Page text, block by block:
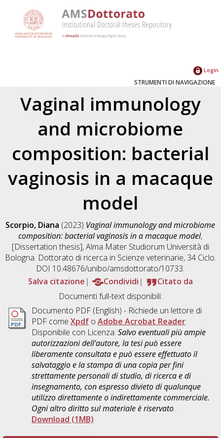
Login
STRUMENTI DI NAVIGAZIONE
Vaginal immunology
and microbiome
composition: bacterial
vaginosis in a macaque
model
Scorpio, Diana (2023) Vaginal immunology and microbiome
composition: bacterial vaginosis in a macaque model,
[Dissertation thesis], Alma Mater Studiorum Università di
Bologna. Dottorato di ricerca in Scienze veterinarie, 34 Ciclo.
DOI 10.48676/unibo/amsdottorato/10733.
Salva citazione
Condividi
Citato da
Documenti full-text disponibili:
Documento PDF(English) - Richiede un lettore di
PDF come Xpdfo Adobe Acrobat Reader
Disponibile con Licenza: Salvo eventuali più ampie
autorizzazioni dell'autore, la tesi può essere
liberamente consultata e può essere effettuato il
salvataggio e la stampa di una copia per fini
strettamente personali di studio, di ricerca e di
insegnamento, con espresso divieto di qualunque
utilizzo direttamente o indirettamente commerciale.
Ogni altro diritto sul materiale è riservato.
Download (1MB)